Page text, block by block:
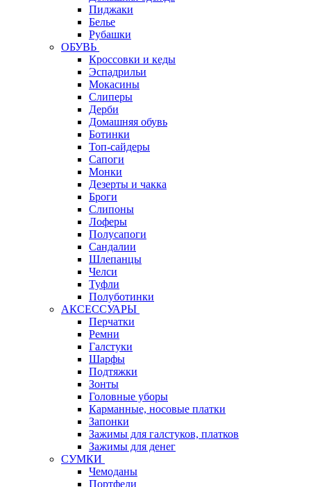
Пиджаки
Белье
Рубашки
ОБУВЬ
Кроссовки и кеды
Эспадрильи
Мокасины
Слиперы
Дерби
Домашняя обувь
Ботинки
Топ-сайдеры
Сапоги
Монки
Дезерты и чакка
Броги
Слипоны
Лоферы
Полусапоги
Сандалии
Шлепанцы
Челси
Туфли
Полуботинки
АКСЕССУАРЫ
Перчатки
Ремни
Галстуки
Шарфы
Подтяжки
Зонты
Головные уборы
Карманные, носовые платки
Запонки
Зажимы для галстуков, платков
Зажимы для денег
СУМКИ
Чемоданы
Портфели